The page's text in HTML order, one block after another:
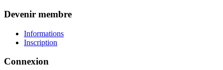
Devenir membre
Informations
Inscription
Connexion